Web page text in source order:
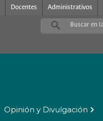
Docentes Administrativos
Opinión y Divulgación